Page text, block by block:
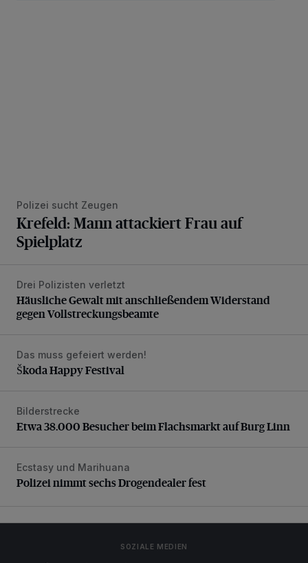
Polizei sucht Zeugen
Krefeld: Mann attackiert Frau auf
Spielplatz
Häusliche Gewalt mit anschließendem Widerstand gegen
Drei Polizisten verletzt
Häusliche Gewalt mit anschließendem Widerstand
gegen Vollstreckungsbeamte
Škoda Happy Festival
Das muss gefeiert werden!
Škoda Happy Festival
Etwa 38.000 Besucher beim Flachsmarkt auf Burg Linn
Bilderstrecke
Etwa 38.000 Besucher beim Flachsmarkt auf Burg Linn
Polizei nimmt sechs Drogendealer fest
Ecstasy und Marihuana
Polizei nimmt sechs Drogendealer fest
SOZIALE MEDIEN